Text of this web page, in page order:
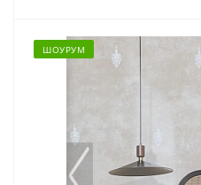
ШОУРУМ